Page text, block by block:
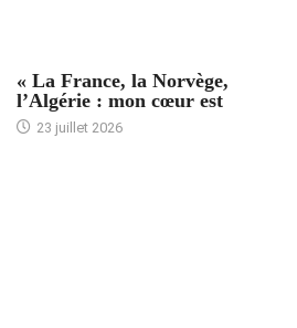
« La France, la Norvège,
l’Algérie : mon cœur est
23 juillet 2026